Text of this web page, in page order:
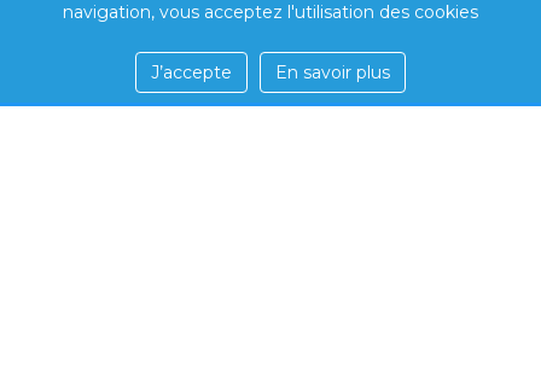
navigation, vous acceptez l'utilisation des cookies
J’accepte En savoir plus